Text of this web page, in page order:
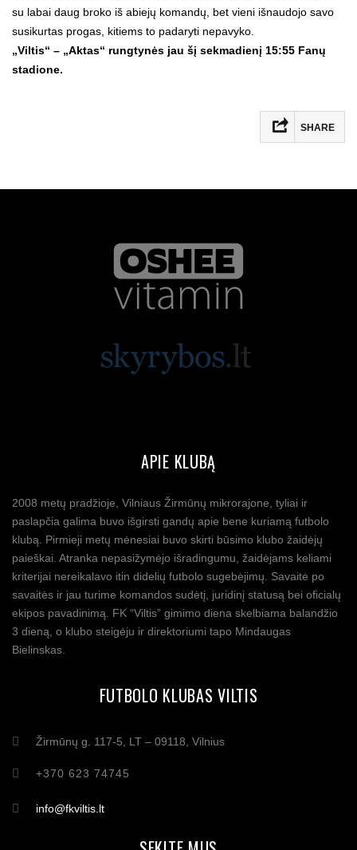
su labai daug broko iš abiejų komandų, bet vieni išnaudojo savo
susikurtas progas, kitiems to padaryti nepavyko.
„Viltis“ – „Aktas“ rungtynės jau šį sekmadienį 15:55 Fanų
stadione.
SHARE
APIE KLUBĄ
2008 metų pradžioje, Vilniaus Žirmūnų mikrorajone, tyliai ir
paslapčia galima buvo išgirsti gandų apie bene kuriamą futbolo
klubą. Pirmieji metų mėnesiai buvo skirti būsimo klubo žaidėjų
paieškai. Atranka nepasižymėjo išradingumu, žaidėjams keliami
kriterijai nereikalavo itin didelių futbolo sugebėjimų. Savaitė po
savaitės ir jau turime komandos sudėtį, juridinį statusą bei oficialų
ekipos pavadinimą. FK “Viltis” gimimo diena skelbiama balandžio
3 dieną, o klubo steigėju ir direktoriumi tapo Mindaugas
Bielinskas.
FUTBOLO KLUBAS VILTIS
Žirmūnų g. 117-5, LT – 09118, Vilnius
+370 623 74745
info@fkviltis.lt